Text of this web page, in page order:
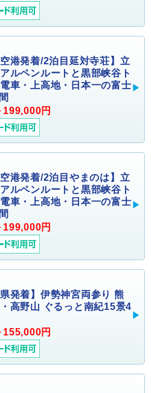
空港発着/2泊目延対寺荘】立
ルペンルートと黒部峡谷ト
車・上高地・日本一の富士
円
空港発着/2泊目やまのは】立
ルペンルートと黒部峡谷ト
車・上高地・日本一の富士
円
県発着】伊勢神宮両参り 熊
高野山 ぐるっと南紀15景4
円